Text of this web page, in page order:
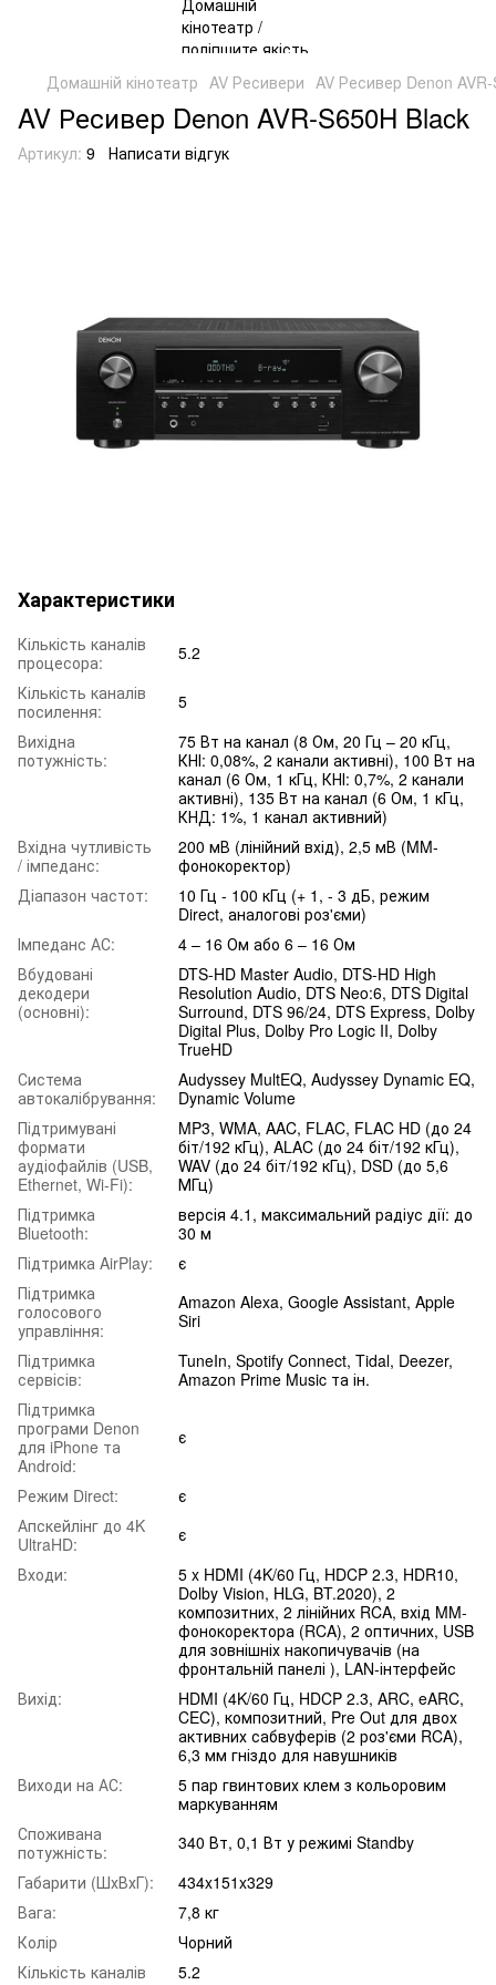
Домашній кінотеатр AV Ресивери AV Ресивер Denon
AV Ресивер Denon AVR-S650H Black
Артикул: 9 Написати відгук
Характеристики
Кількість каналів
процесора:
5.2
Кількість каналів
посилення:
5
Вихідна
потужність:
75 Вт на канал (8 Ом, 20 Гц – 20 кГц,
КНІ: 0,08%, 2 канали активні), 100 Вт на
канал (6 Ом, 1 кГц, КНІ: 0,7%, 2 канали
активні), 135 Вт на канал (6 Ом, 1 кГц,
КНД: 1%, 1 канал активний)
Вхідна чутливість
/ імпеданс:
200 мВ (лінійний вхід), 2,5 мВ (MM-
фонокоректор)
Діапазон частот:
10 Гц - 100 кГц (+ 1, - 3 дБ, режим
Direct, аналогові роз'єми)
Імпеданс АС:
4 – 16 Ом або 6 – 16 Ом
Вбудовані
декодери
(основні):
DTS-HD Master Audio, DTS-HD High
Resolution Audio, DTS Neo:6, DTS Digital
Surround, DTS 96/24, DTS Express, Dolby
Digital Plus, Dolby Pro Logic II, Dolby
TrueHD
Система
автокалібрування:
Audyssey MultEQ, Audyssey Dynamic EQ,
Dynamic Volume
Підтримувані
формати
аудіофайлів (USB,
Ethernet, Wi-Fi):
MP3, WMA, AAC, FLAC, FLAC HD (до 24
біт/192 кГц), ALAC (до 24 біт/192 кГц),
WAV (до 24 біт/192 кГц), DSD (до 5,6
МГц)
Підтримка
Bluetooth:
версія 4.1, максимальний радіус дії: до
30 м
Підтримка AirPlay:
є
Підтримка
голосового
управління:
Amazon Alexa, Google Assistant, Apple
Siri
Підтримка
сервісів:
TuneIn, Spotify Connect, Tidal, Deezer,
Amazon Prime Music та ін.
Підтримка
програми Denon
для iPhone та
Android:
є
Режим Direct:
є
Апскейлінг до 4K
UltraHD:
є
Входи:
5 x HDMI (4K/60 Гц, HDCP 2.3, HDR10,
Dolby Vision, HLG, BT.2020), 2
композитних, 2 лінійних RCA, вхід MM-
фонокоректора (RCA), 2 оптичних, USB
для зовнішніх накопичувачів (на
фронтальній панелі ), LAN-інтерфейс
Вихід:
HDMI (4K/60 Гц, HDCP 2.3, ARC, eARC,
CEC), композитний, Pre Out для двох
активних сабвуферів (2 роз'єми RCA),
6,3 мм гніздо для навушників
Виходи на АС:
5 пар гвинтових клем з кольоровим
маркуванням
Споживана
потужність:
340 Вт, 0,1 Вт у режимі Standby
Габарити (ШхВхГ):
434x151x329
Вага:
7,8 кг
Колір
Чорний
Кількість каналів
5.2